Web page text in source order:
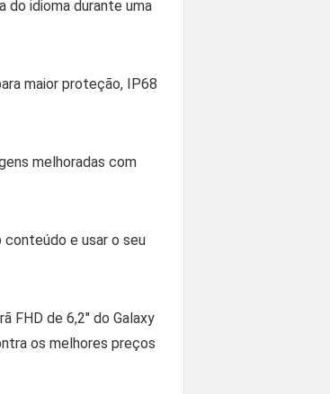
do idioma durante uma
maior proteção, IP68
melhoradas com
conteúdo e usar o seu
FHD de 6,2″ do Galaxy
os melhores preços